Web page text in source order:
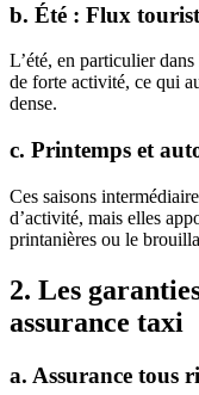
b. Été : Flux
L’été, en particulier
de forte activité, ce qui
dense.
c. Printemps et
Ces saisons
d’activité, mais elles
printanières ou le
2. Les
assurance taxi
a. Assurance tous